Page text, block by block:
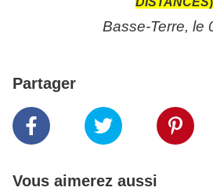
Basse-Terre, le
Partager
Vous aimerez aussi